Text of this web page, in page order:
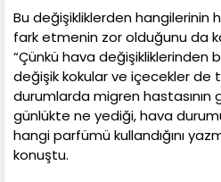
Bu değişikliklerden
fark etmenin zor olduğunu da
“Çünkü hava değişikliklerinden
değişik kokular ve içecekler de
durumlarda migren hastasının
günlükte ne yediği, hava
hangi parfümü kullandığını
konuştu.